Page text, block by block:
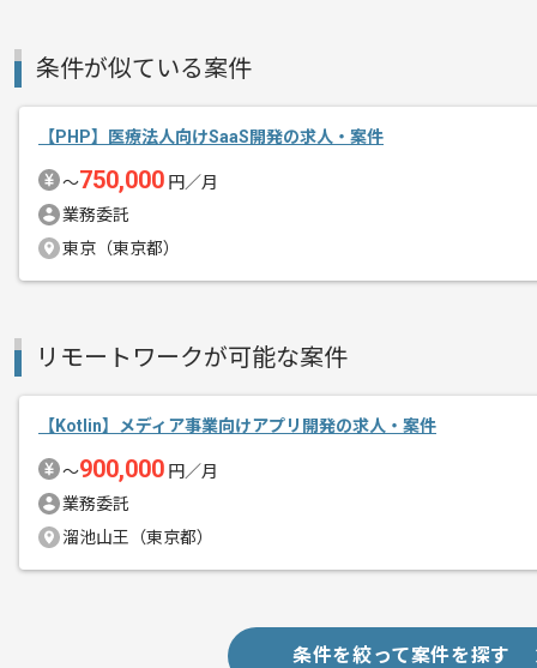
作業開始日
エージェントからのコ
メント
SwiftUIまたはKotlinおよびComposeを
基本的にはフルリモートでの作業を見込
条件が似ている案件
【PHP】医療法人向けSaaS開発の求人・案件
〜750,000 円／月
業務委託
東京（東京都）
リモートワークが可能な案件
【Kotlin】メディア事業向けアプリ開発の求人・案件
〜900,000 円／月
業務委託
溜池山王（東京都）
条件を絞って案件を探す